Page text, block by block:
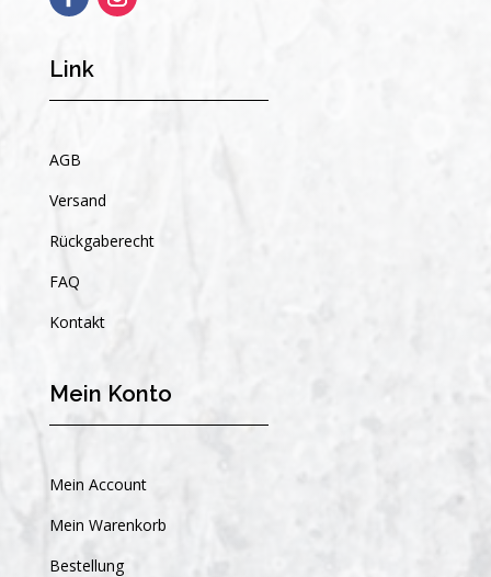
Link
AGB
Versand
Rückgaberecht
FAQ
Kontakt
Mein Konto
Mein Account
Mein Warenkorb
Bestellung